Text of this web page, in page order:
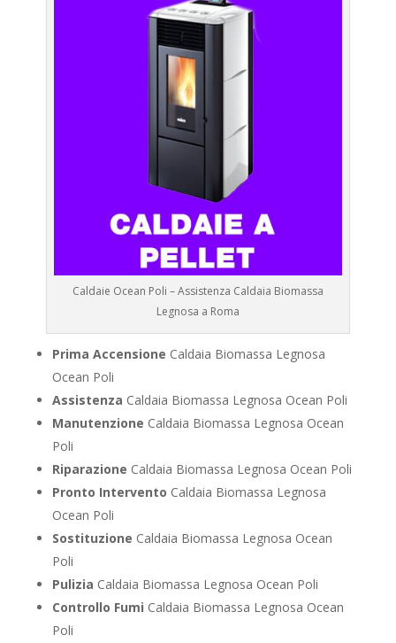
Caldaie Ocean Poli – Assistenza Caldaia Biomassa
Legnosa a Roma
Prima Accensione Caldaia Biomassa Legnosa
Ocean Poli
Assistenza Caldaia Biomassa Legnosa Ocean Poli
Manutenzione Caldaia Biomassa Legnosa Ocean
Poli
Riparazione Caldaia Biomassa Legnosa Ocean Poli
Pronto Intervento Caldaia Biomassa Legnosa
Ocean Poli
Sostituzione Caldaia Biomassa Legnosa Ocean
Poli
Pulizia Caldaia Biomassa Legnosa Ocean Poli
Controllo Fumi Caldaia Biomassa Legnosa Ocean
Poli